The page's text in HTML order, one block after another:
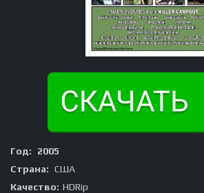
Год:
2005
Страна: США
Качество: HDRip